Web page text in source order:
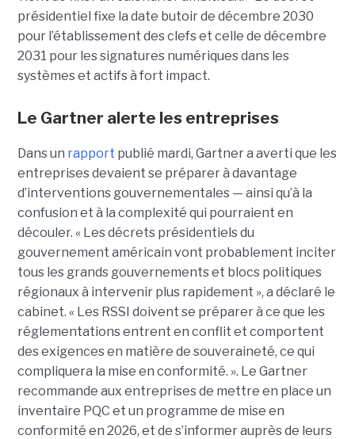
présidentiel fixe la date butoir de décembre 2030
pour l’établissement des clefs et celle de décembre
2031 pour les signatures numériques dans les
systèmes et actifs à fort impact.
Le Gartner alerte les entreprises
Dans un rapport publié mardi, Gartner a averti que les
entreprises devaient se préparer à davantage
d’interventions gouvernementales — ainsi qu’à la
confusion et à la complexité qui pourraient en
découler. « Les décrets présidentiels du
gouvernement américain vont probablement inciter
tous les grands gouvernements et blocs politiques
régionaux à intervenir plus rapidement », a déclaré le
cabinet. « Les RSSI doivent se préparer à ce que les
réglementations entrent en conflit et comportent
des exigences en matière de souveraineté, ce qui
compliquera la mise en conformité. ». Le Gartner
recommande aux entreprises de mettre en place un
inventaire PQC et un programme de mise en
conformité en 2026, et de s’informer auprès de leurs